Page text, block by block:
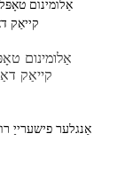
אַלומינום
קייאַק